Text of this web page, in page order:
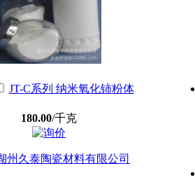
JT-C系列 纳米氧化铈粉体
180.00/千克
州久泰陶瓷材料有限公司